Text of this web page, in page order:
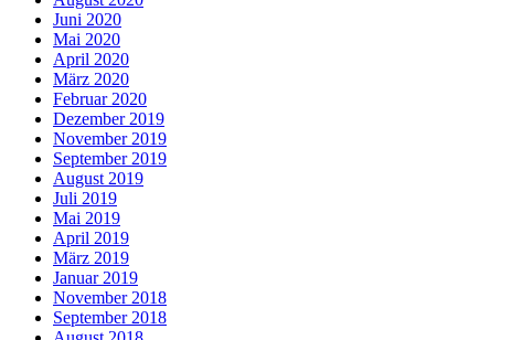
Juni 2020
Mai 2020
April 2020
März 2020
Februar 2020
Dezember 2019
November 2019
September 2019
August 2019
Juli 2019
Mai 2019
April 2019
März 2019
Januar 2019
November 2018
September 2018